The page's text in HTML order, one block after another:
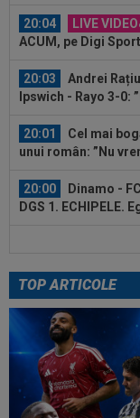
20:04 LIVE
ACUM, pe Digi
20:03
Andrei
Ipswich - Rayo 3-0:
20:01
Cel mai
unui român: ”Nu
20:00
Dinamo -
DGS 1. ECHIPELE.
Ce se
19:37
OUT!
chiar în ziua
20:20
Au bătut
următoarea echipă:
20:19
PSG -
TOP ARTICOLE